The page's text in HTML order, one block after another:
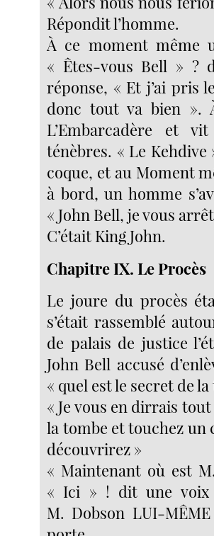
Répondit l’homme.
À ce moment même
« Êtes-vous Bell » ?
réponse, « Et j’ai pris
donc tout va bien ».
L’Embarcadère et
ténèbres. « Le
coque, et au Moment
à bord, un homme
« John Bell, je vous
C’était King John.
Chapitre IX. Le Procès
Le joure du procès
s’était rassemblé
de palais de justice
John Bell accusé
« quel est le secret de
« Je vous en dirrais
la tombe et touchez un
découvrirez »
« Maintenant où est
« Ici » ! dit une voix
M. Dobson LUI-